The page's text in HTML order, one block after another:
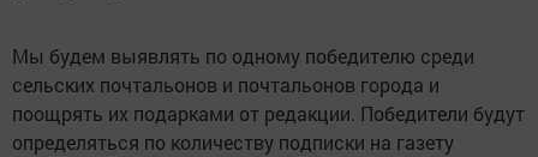
Мы будем выявлять по одному победителю среди
сельских почтальонов и почтальонов города и
поощрять их подарками от редакции. Победители будут
определяться по количеству подписки на газету